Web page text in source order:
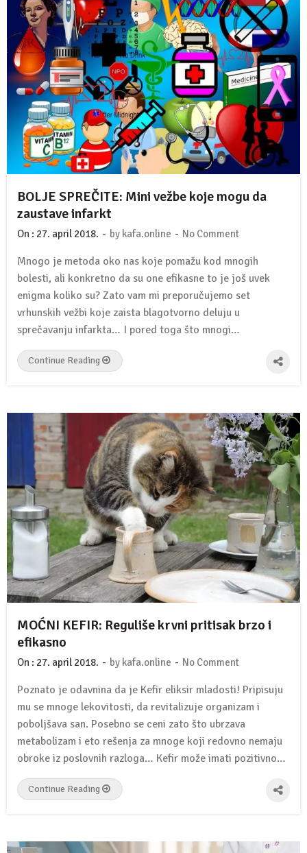
BOLJE SPREČITE: Mini vežbe koje mogu da
zaustave infarkt
On : 27. april 2018. - by kafa.online - No Comment
Mnogo je metoda oko nas koje pomažu kod mnogih
bolesti, ali konkretno da su one efikasne to je još uvek
enigma koliko su? Zato vam mi preporučujemo set
vrhunskih vežbi koje zaista blagotvorno deluju u
sprečavanju infarkta… I pored toga što mnogi…
Continue Reading
MOĆNI KEFIR: Reguliše krvni pritisak brzo i
efikasno
On : 27. april 2018. - by kafa.online - No Comment
Poznato je odavnina da je Kefir eliksir mladosti! Pripisuju
mu se mnoge lekovitosti, da revitalizuje organizam i
poboljšava san. Posebno se ceni zato što ubrzava
metabolizam i eto rešenja za mnoge koji redovno nemaju
obroke iz poslovnih razloga… Kefir može imati pozitivno…
Continue Reading